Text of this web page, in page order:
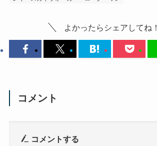
よかったらシェアしてね！
コメント
コメントする